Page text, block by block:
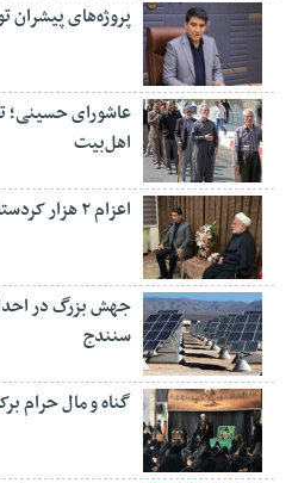
پروژه‌های
عاشورای حسینی؛
اهل‌بیت
اعزام ۲ هزار کردستانی به تشییع رهبر شهید
جهش بزرگ در
سنندج
گناه و مال حرام